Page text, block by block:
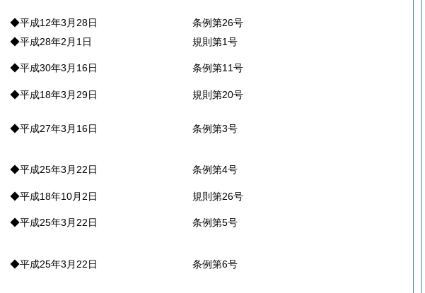
◆平成12年3月28日
条例第26号
◆平成28年2月1日
規則第1号
◆平成30年3月16日 条例第11号
◆平成18年3月29日
規則第20号
◆平成27年3月16日 条例第3号
◆平成25年3月22日 条例第4号
◆平成18年10月2日
規則第26号
◆平成25年3月22日 条例第5号
◆平成25年3月22日 条例第6号